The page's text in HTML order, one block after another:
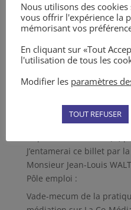
Nouvel article dans la
Articles dans la Revue
Décret du 11 mai 2023
obligatoire d’un MARC
L’Incompétence du Juge
J’entamerai ce billet par
Monsieur Jean-Louis
Pôle emploi :
Vade-mecum de la
Nous utilisons des
vous offrir l'expérience la
mémorisant vos
En cliquant sur «Tout
l'utilisation de tous les
Modifier les paramètres
TOUT REFUSER